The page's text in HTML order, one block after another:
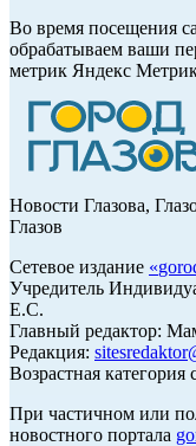
Во время посещения
обрабатываем ваши
метрик Яндекс
Новости Глазова,
Глазов
Сетевое издание «
Учредитель
Е.С.
Главный редактор:
Редакция:
Возрастная категория
При частичном или
новостного портала